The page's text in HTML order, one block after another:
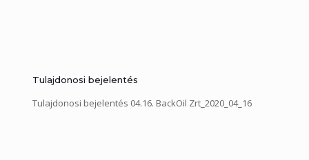
Tulajdonosi bejelentés
Tulajdonosi bejelentés 04.16. BackOil Zrt_2020_04_16